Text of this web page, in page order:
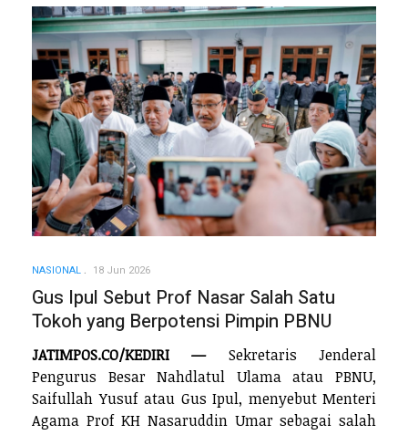
NASIONAL 18 Jun 2026
Gus Ipul Sebut Prof Nasar Salah Satu
Tokoh yang Berpotensi Pimpin PBNU
JATIMPOS.CO/KEDIRI —Sekretaris Jenderal
Pengurus Besar Nahdlatul Ulama atau PBNU,
Saifullah Yusuf atau Gus Ipul, menyebut Menteri
Agama Prof KH Nasaruddin Umar sebagai salah